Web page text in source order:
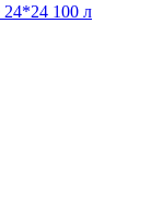
100 л